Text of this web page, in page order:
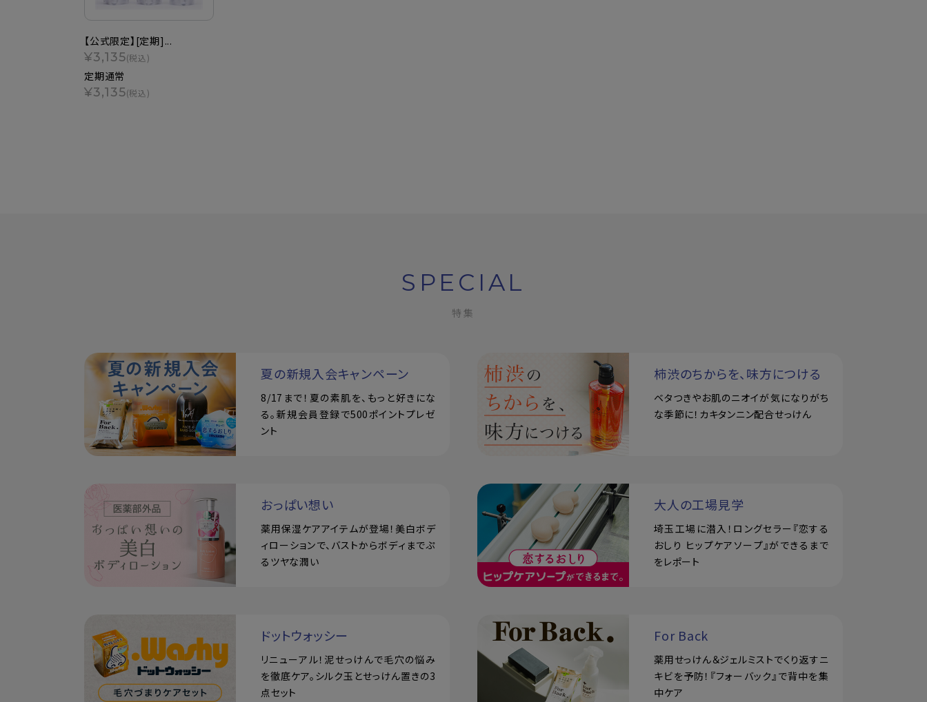
【公式限定】[定期]...
¥3,135(税込)
定期通常
¥3,135(税込)
SPECIAL
特集
夏の新規入会キャンペーン
8/17まで！夏の素肌を、もっと好きにな
る。新規会員登録で500ポイントプレゼ
ント
柿渋のちからを、味方につける
ベタつきやお肌のニオイが気になりがち
な季節に！カキタンニン配合せっけん
おっぱい想い
薬用保湿ケアアイテムが登場！美白ボデ
ィローションで、バストからボディまでぷ
るツヤな潤い
大人の工場見学
埼玉工場に潜入！ロングセラー『恋する
おしり ヒップケアソープ』ができるまで
をレポート
ドットウォッシー
リニューアル！泥せっけんで毛穴の悩み
を徹底ケア。シルク玉とせっけん置きの3
点セット
For Back
薬用せっけん＆ジェルミストでくり返すニ
キビを予防！『フォーバック』で背中を集
中ケア